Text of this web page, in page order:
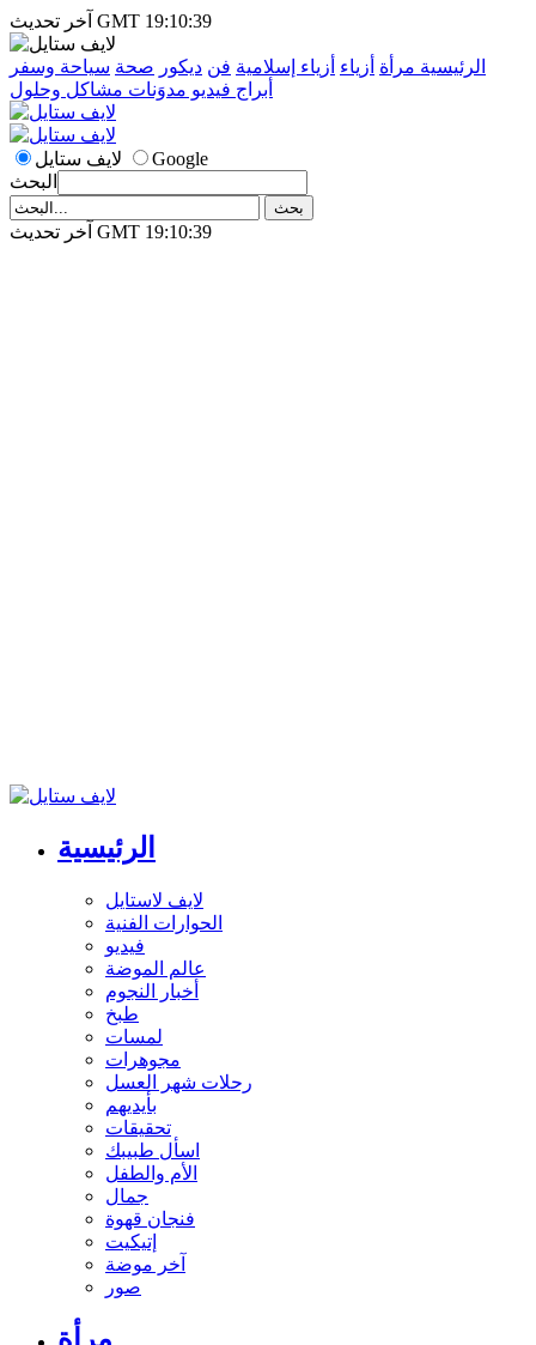
آخر تحديث GMT 19:10:39
الرئيسية مرأة أزياء أزياء إسلامية فن ديكور صحة سياحة وسفر
أبراج فيديو مدوَنات مشاكل وحلول
لايف ستايل
Google
البحث
آخر تحديث GMT 19:10:39
الرئيسية
لايف لاستايل
الحوارات الفنية
فيديو
عالم الموضة
أخبار النجوم
طبخ
لمسات
مجوهرات
رحلات شهر العسل
بأيديهم
تحقيقات
اسأل طبيبك
الأم والطفل
جمال
فنجان قهوة
إتيكيت
آخر موضة
صور
مرأة